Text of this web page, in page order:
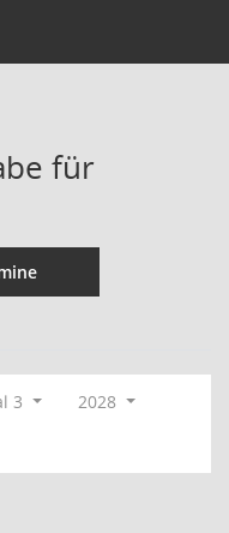
für
3
2028